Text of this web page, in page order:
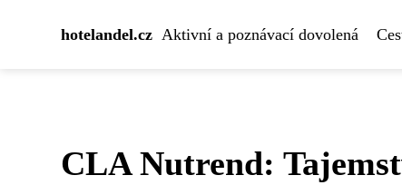
hotelandel.cz Aktivní a poznávací dovolená
CLA Nutrend: